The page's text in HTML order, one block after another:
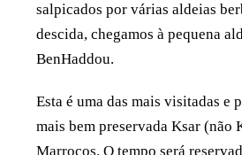
salpicados por várias aldeias
descida, chegamos à pequena
BenHaddou.
Esta é uma das mais visitadas e
mais bem preservada Ksar (não
Marrocos. O tempo será